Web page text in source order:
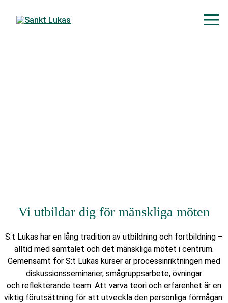
Vi utbildar dig för mänskliga möten
S:t Lukas har en lång tradition av utbildning och fortbildning –
alltid med samtalet och det mänskliga mötet i centrum.
Gemensamt för S:t Lukas kurser är processinriktningen med
diskussionsseminarier, smågruppsarbete, övningar
och reflekterande team. Att varva teori och erfarenhet är en
viktig förutsättning för att utveckla den personliga förmågan.